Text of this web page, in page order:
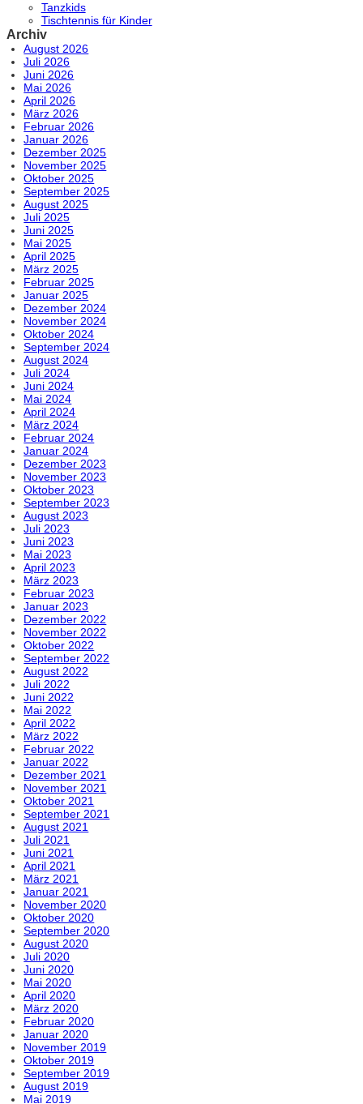
Tanzkids
Tischtennis für Kinder
Archiv
August 2026
Juli 2026
Juni 2026
Mai 2026
April 2026
März 2026
Februar 2026
Januar 2026
Dezember 2025
November 2025
Oktober 2025
September 2025
August 2025
Juli 2025
Juni 2025
Mai 2025
April 2025
März 2025
Februar 2025
Januar 2025
Dezember 2024
November 2024
Oktober 2024
September 2024
August 2024
Juli 2024
Juni 2024
Mai 2024
April 2024
März 2024
Februar 2024
Januar 2024
Dezember 2023
November 2023
Oktober 2023
September 2023
August 2023
Juli 2023
Juni 2023
Mai 2023
April 2023
März 2023
Februar 2023
Januar 2023
Dezember 2022
November 2022
Oktober 2022
September 2022
August 2022
Juli 2022
Juni 2022
Mai 2022
April 2022
März 2022
Februar 2022
Januar 2022
Dezember 2021
November 2021
Oktober 2021
September 2021
August 2021
Juli 2021
Juni 2021
April 2021
März 2021
Januar 2021
November 2020
Oktober 2020
September 2020
August 2020
Juli 2020
Juni 2020
Mai 2020
April 2020
März 2020
Februar 2020
Januar 2020
November 2019
Oktober 2019
September 2019
August 2019
Mai 2019